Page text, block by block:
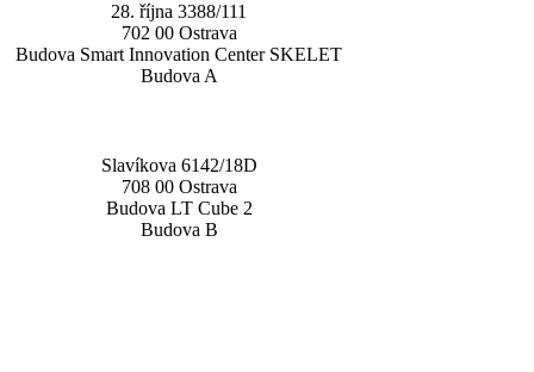
28. října 3388/111
702 00 Ostrava
Budova Smart Innovation Center SKELET
Budova A
Slavíkova 6142/18D
708 00 Ostrava
Budova LT Cube 2
Budova B